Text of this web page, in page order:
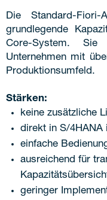
Die Standard-
grundlegende
Core-System.
Unternehmen mit
Produktionsumfeld.
Stärken:
keine zusätzliche
direkt in S/4HANA
einfache
ausreichend für
geringer